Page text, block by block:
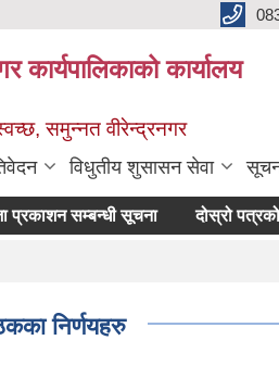
कार्यपालिकाको कार्यालय
समुन्नत वीरेन्द्रनगर
विधुतीय शुसासन सेवा
सम्बन्धी सूचना दोस्रो पत्रको
निर्णयहरु